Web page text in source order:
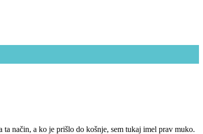
način, a ko je prišlo do košnje, sem tukaj imel prav muko.